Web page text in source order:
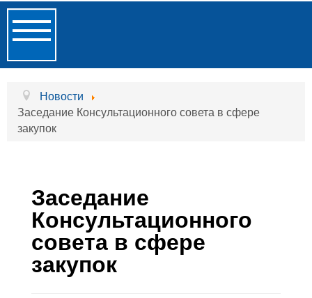
Toggle
Navigation
Главная
Об учреждении
Услуги проживания
Контакты
Блог
Новости
Заседание Консультационного совета в сфере
закупок
Заседание
Консультационного
совета в сфере
закупок